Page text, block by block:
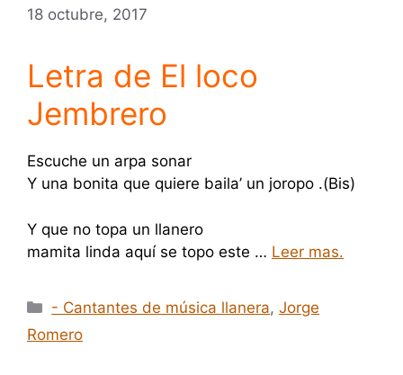
18 octubre, 2017
Letra de El loco
Jembrero
Escuche un arpa sonar
Y una bonita que quiere baila’ un joropo .(Bis)
Y que no topa un llanero
mamita linda aquí se topo este … Leer mas.
Categorías
- Cantantes de música llanera,Jorge
Romero